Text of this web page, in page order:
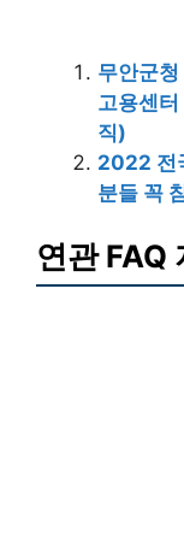
무안군
고용센
직)
2022 전
분들 꼭
연관 FAQ